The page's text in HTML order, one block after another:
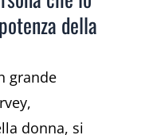
della
grande
donna, si